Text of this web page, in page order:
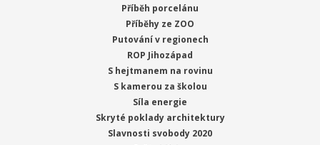
Příběh porcelánu
Příběhy ze ZOO
Putování v regionech
ROP Jihozápad
S hejtmanem na rovinu
S kamerou za školou
Síla energie
Skryté poklady architektury
Slavnosti svobody 2020